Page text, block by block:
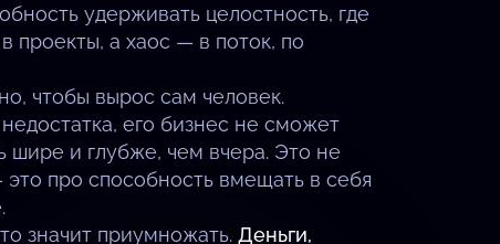
удерживать целостность, где
проекты, а хаос — в поток, по
чтобы вырос сам человек.
его бизнес не сможет
шире и глубже, чем вчера. Это не
про способность вмещать в себя
значит приумножать. Деньги,